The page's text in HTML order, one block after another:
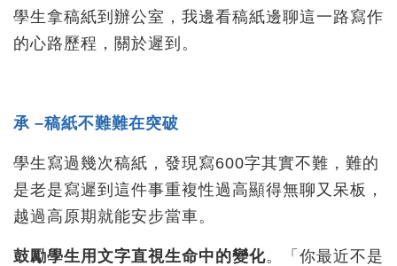
學生拿稿紙到辦公室，我邊看稿紙邊聊這一路寫作
的心路歷程，關於遲到。
承 –稿紙不難難在突破
學生寫過幾次稿紙，發現寫600字其實不難，難的
是老是寫遲到這件事重複性過高顯得無聊又呆板，
越過高原期就能安步當車。
鼓勵學生用文字直視生命中的變化。「你最近不是